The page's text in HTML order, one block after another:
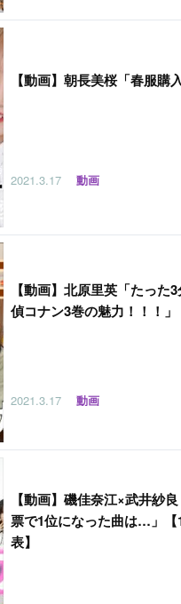
【動画】朝長美桜「春服購
2021.3.17 動画
【動画】北原里英「たった
偵コナン3巻の魅力！！！」
2021.3.17 動画
【動画】磯佳奈江×武井紗
票で1位になった曲は…」【
表】